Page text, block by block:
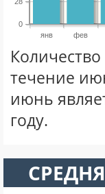
янв фев
0
течение
июнь
году.